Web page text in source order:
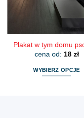
na
stronie
Plakat w tym domu
cena od: 18 zł
WYBIERZ OPCJE